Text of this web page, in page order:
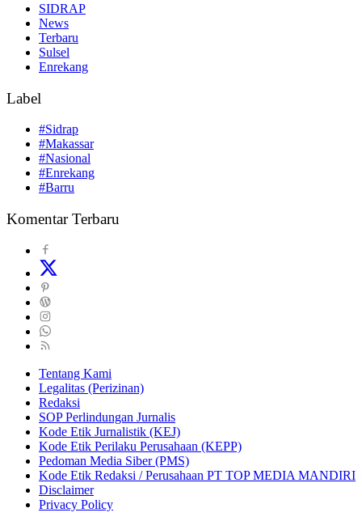
SIDRAP
News
Terbaru
Sulsel
Enrekang
Label
#Sidrap
#Makassar
#Nasional
#Enrekang
#Barru
Komentar Terbaru
Tentang Kami
Legalitas (Perizinan)
Redaksi
SOP Perlindungan Jurnalis
Kode Etik Jurnalistik (KEJ)
Kode Etik Perilaku Perusahaan (KEPP)
Pedoman Media Siber (PMS)
Kode Etik Redaksi / Perusahaan PT TOP MEDIA MANDIRI
Disclaimer
Privacy Policy